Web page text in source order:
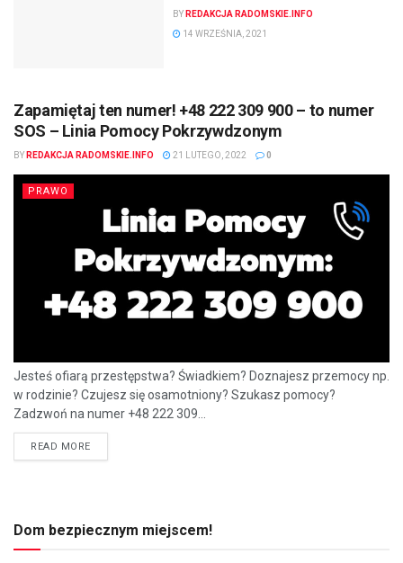
BY REDAKCJA RADOMSKIE.INFO
14 WRZEŚNIA, 2021
Zapamiętaj ten numer! +48 222 309 900 – to numer
SOS – Linia Pomocy Pokrzywdzonym
BY REDAKCJA RADOMSKIE.INFO 21 LUTEGO, 2022 0
PRAWO
Jesteś ofiarą przestępstwa? Świadkiem? Doznajesz przemocy np.
w rodzinie? Czujesz się osamotniony? Szukasz pomocy?
Zadzwoń na numer +48 222 309...
READ MORE
Dom bezpiecznym miejscem!